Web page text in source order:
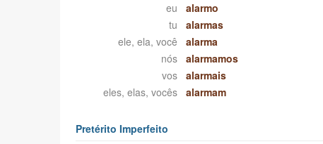
eu
alarmo
tu
alarmas
ele, ela, você
alarma
nós
alarmamos
vos
alarmais
eles, elas, vocês
alarmam
Pretérito Imperfeito